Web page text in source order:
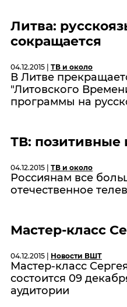
Литва:
сокращается
04.12.2015 | ТВ и около
В Литве
"Литовского
программы на
ТВ: позитивные
04.12.2015 | ТВ и около
Россиянам все
отечественное
Мастер-класс
04.12.2015 | Новости ВШТ
Мастер-класс
состоится 09
аудитории